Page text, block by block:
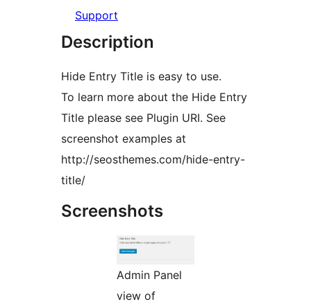
Support
Description
Hide Entry Title is easy to use.
To learn more about the Hide Entry
Title please see Plugin URI. See
screenshot examples at
http://seosthemes.com/hide-entry-
title/
Screenshots
Admin Panel
view of